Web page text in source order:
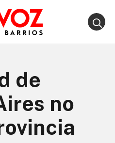
de
no